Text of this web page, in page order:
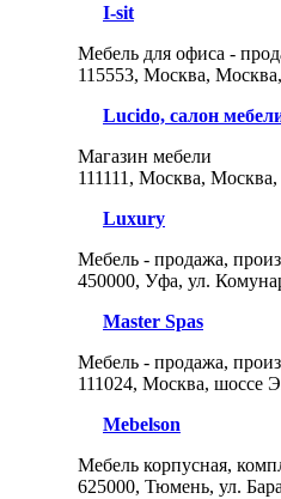
I-sit
Мебель для офиса -
115553, Москва,
Lucido, салон
Магазин мебели
111111, Москва,
Luxury
Мебель - продажа,
450000, Уфа, ул.
Master Spas
Мебель - продажа,
111024, Москва, шоссе
Mebelson
Мебель корпусная,
625000, Тюмень, ул.